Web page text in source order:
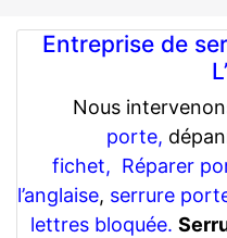
Entreprise de
Nous
porte,
fichet, Réparer
l’anglaise, serrure
lettres bloquée.